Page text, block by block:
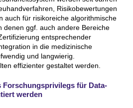
Risikobewertungen
auch für risikoreiche algorithmische
denen ggf. auch andere Bereiche
entsprechender
in die medizinische
und langwierig.
effizienter gestaltet werden.
Forschungsprivilegs für Data-
werden